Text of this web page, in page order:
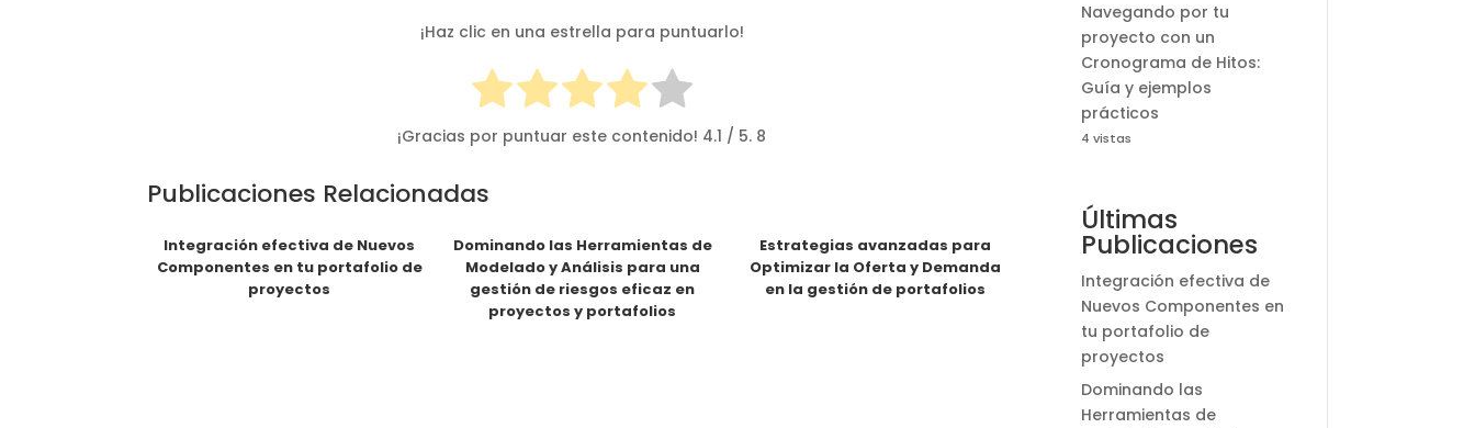
¡Haz clic en una estrella para puntuarlo!
¡Gracias por puntuar este contenido! 4.1 / 5. 8
Publicaciones Relacionadas
Integración efectiva de Nuevos
Componentes en tu portafolio de
proyectos
Dominando las Herramientas de
Modelado y Análisis para una
gestión de riesgos eficaz en
proyectos y portafolios
Estrategias avanzadas para
Optimizar la Oferta y Demanda
en la gestión de portafolios
Navegando por tu
proyecto con un
Cronograma de Hitos:
Guía y ejemplos
prácticos
4 vistas
Últimas
Publicaciones
Integración efectiva de
Nuevos Componentes en
tu portafolio de
proyectos
Dominando las
Herramientas de